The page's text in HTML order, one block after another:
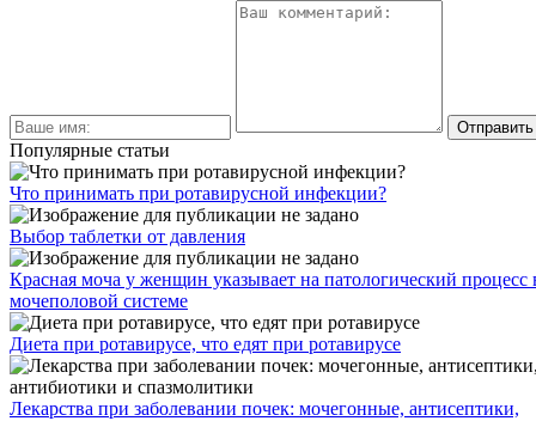
Популярные статьи
Что принимать при ротавирусной инфекции?
Выбор таблетки от давления
Красная моча у женщин указывает на патологический процесс
мочеполовой системе
Диета при ротавирусе, что едят при ротавирусе
Лекарства при заболевании почек: мочегонные, антисептики,